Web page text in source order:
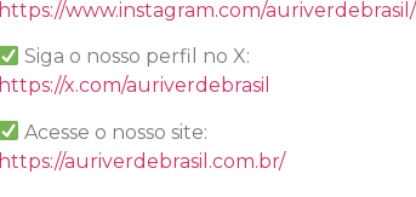
https://www.instagram.com/auriverdebrasil/
Siga o nosso perfil no X:
https://x.com/auriverdebrasil
Acesse o nosso site:
https://auriverdebrasil.com.br/